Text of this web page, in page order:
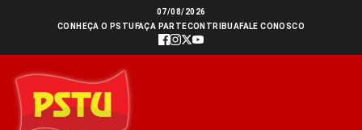
conteúdo
07/08/2026
CONHEÇA O PSTU FAÇA PARTECONTRIBUAFALE CONOSCO